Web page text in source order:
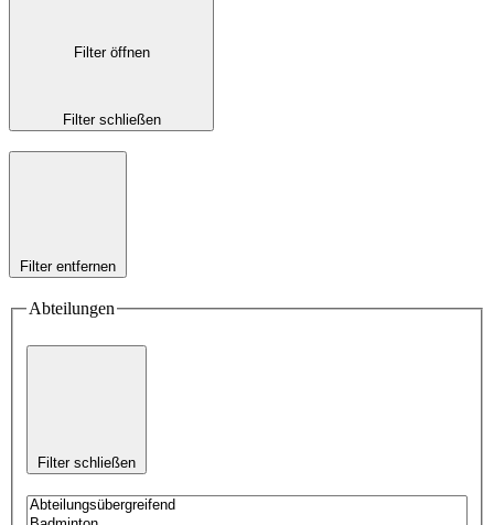
Filter öffnen
Filter schließen
Filter entfernen
Abteilungen
Filter schließen